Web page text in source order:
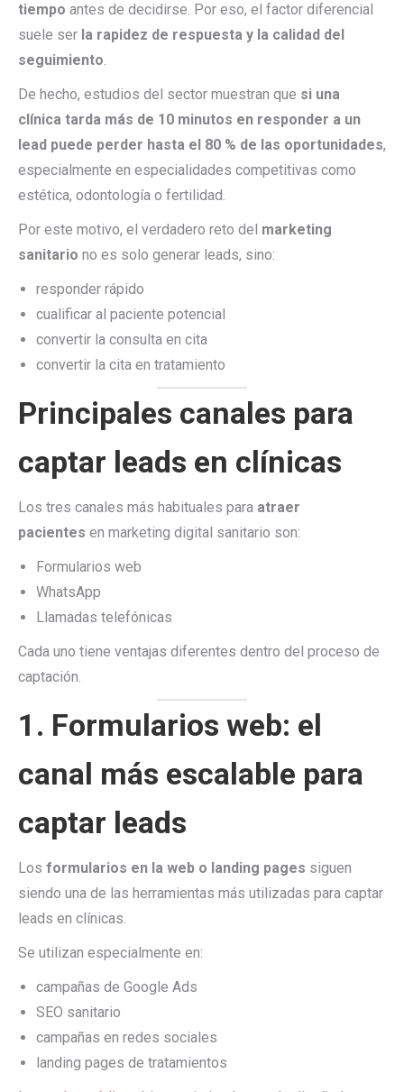
tiempo antes de decidirse. Por eso, el factor diferencial
suele ser la rapidez de respuesta y la calidad del
seguimiento.
De hecho, estudios del sector muestran que si una
clínica tarda más de 10 minutos en responder a un
lead puede perder hasta el 80 % de las oportunidades,
especialmente en especialidades competitivas como
estética, odontología o fertilidad.
Por este motivo, el verdadero reto del marketing
sanitario no es solo generar leads, sino:
responder rápido
cualificar al paciente potencial
convertir la consulta en cita
convertir la cita en tratamiento
Principales canales para
captar leads en clínicas
Los tres canales más habituales para atraer
pacientes en marketing digital sanitario son:
Formularios web
WhatsApp
Llamadas telefónicas
Cada uno tiene ventajas diferentes dentro del proceso de
captación.
1. Formularios web: el
canal más escalable para
captar leads
Los formularios en la web o landing pages siguen
siendo una de las herramientas más utilizadas para captar
leads en clínicas.
Se utilizan especialmente en:
campañas de Google Ads
SEO sanitario
campañas en redes sociales
landing pages de tratamientos